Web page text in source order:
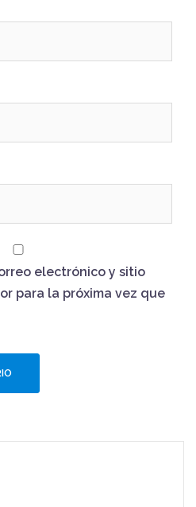
electrónico y sitio
para la próxima vez que